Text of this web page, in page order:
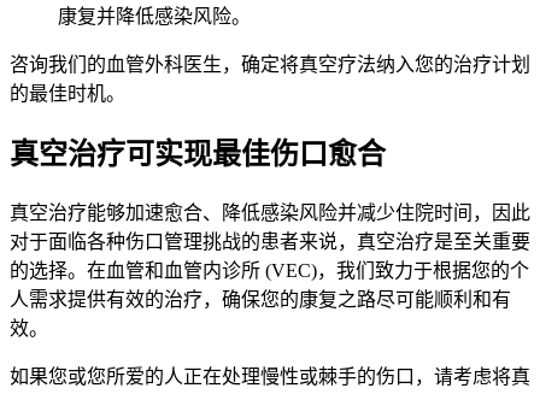
康复并降低感染风险。
咨询我们的血管外科医生，确定将真空疗法纳入您的治疗计划
的最佳时机。
真空治疗可实现最佳伤口愈合
真空治疗能够加速愈合、降低感染风险并减少住院时间，因此
对于面临各种伤口管理挑战的患者来说，真空治疗是至关重要
的选择。在血管和血管内诊所 (VEC)，我们致力于根据您的个
人需求提供有效的治疗，确保您的康复之路尽可能顺利和有
效。
如果您或您所爱的人正在处理慢性或棘手的伤口，请考虑将真